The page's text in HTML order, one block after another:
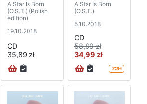
A Star Is Born
(O.S.T.) (Polish
edition)
19.10.2018
CD
35,89 zł
A Star Is Born
(O.S.T.)
5.10.2018
CD
58,89 zł
34,99 zł
72H